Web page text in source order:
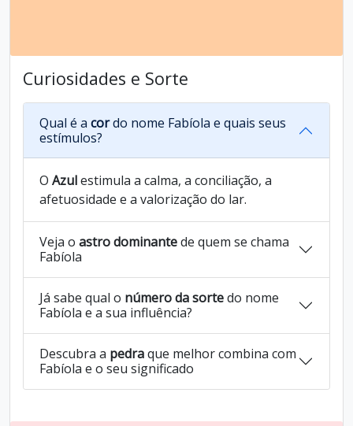
Curiosidades e Sorte
Qual é a cordo nome Fabíola e quais seus
estímulos?
O Azulestimula a calma, a conciliação, a
afetuosidade e a valorização do lar.
Veja o astro dominantede quem se chama
Fabíola
Já sabe qual o número da sortedo nome
Fabíola e a sua influência?
Descubra a pedraque melhor combina com
Fabíola e o seu significado